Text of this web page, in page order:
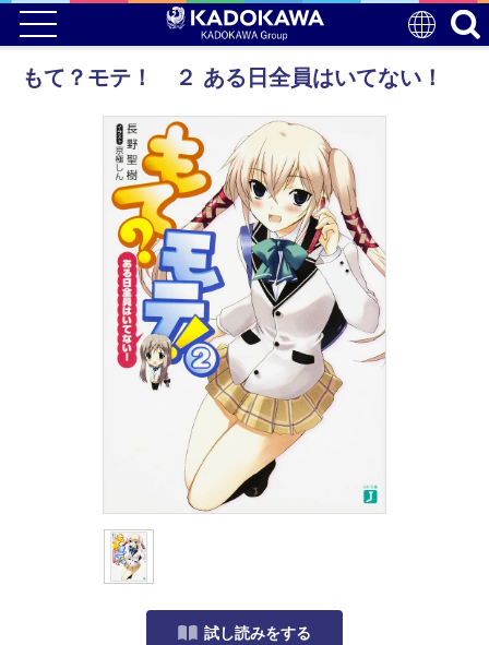
もて？モテ！ ２ ある日全員はいてない！
試し読みをする